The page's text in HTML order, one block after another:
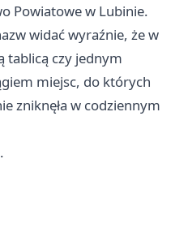
Powiatowe w Lubinie.
widać wyraźnie, że w
tablicą czy jednym
miejsc, do których
zniknęła w codziennym
.